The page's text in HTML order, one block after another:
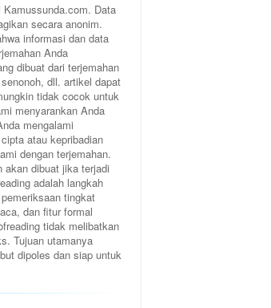
Data
secara anonim.
informasi dan data
Anda
dibuat dari terjemahan
dll. artikel dapat
tidak cocok untuk
menyarankan Anda
mengalami
atau kepribadian
dengan terjemahan.
akan dibuat jika terjadi
adalah langkah
tingkat
dan fitur formal
tidak melibatkan
Tujuan utamanya
dipoles dan siap untuk